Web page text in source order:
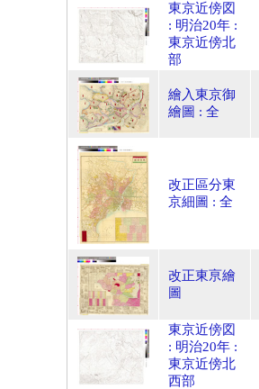
東京近傍図
: 明治20年 :
東京近傍北
部
繪入東京御
繪圖 : 全
改正區分東
京細圖 : 全
改正東亰繪
圖
東京近傍図
: 明治20年 :
東京近傍北
西部